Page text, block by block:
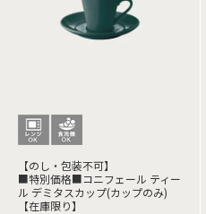
【のし・包装不可】
■特別価格■コニフェール ティー
ル デミタスカップ(カップのみ)
【在庫限り】